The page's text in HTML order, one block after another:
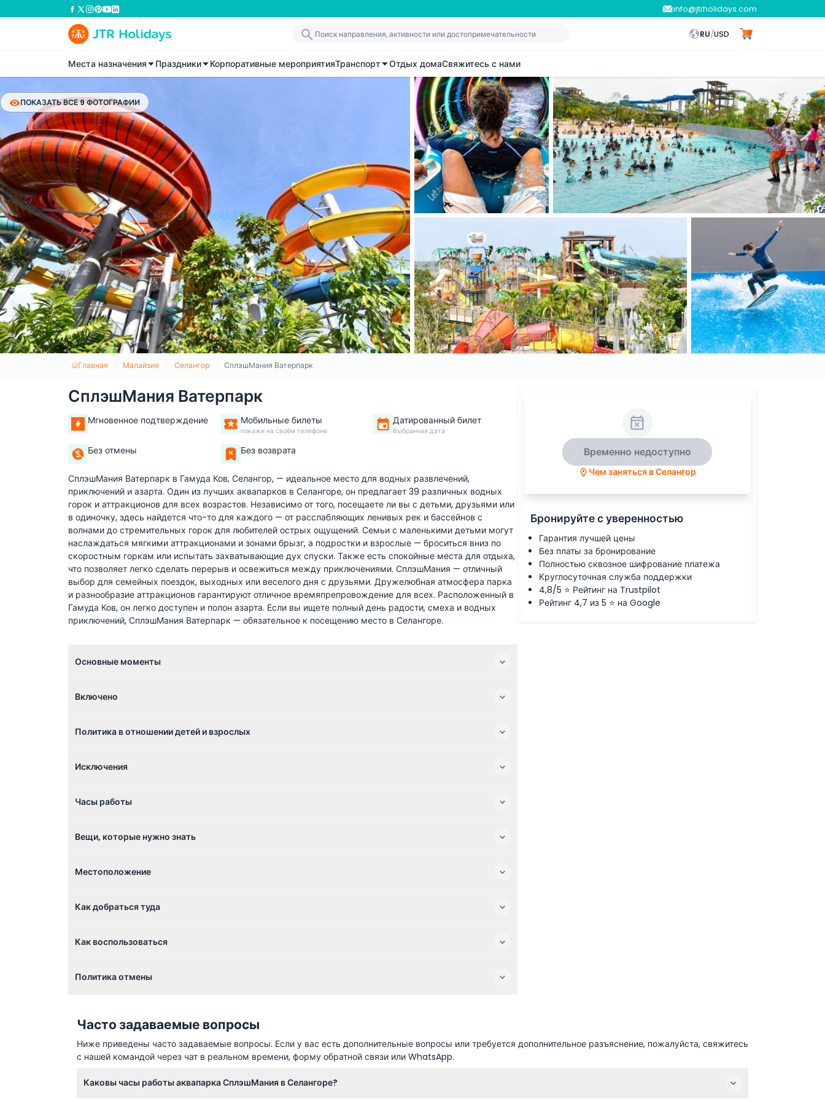
info@jtrholidays.com
RU/USD
Места назначения Праздники Корпоративные мероприятияТранспорт Отдых домаСвяжитесь с нами
ПОКАЗАТЬ ВСЕ 9 ФОТОГРАФИИ
Главная Малайзия Селангор СплэшМания Ватерпарк
СплэшМания Ватерпарк
Мгновенное подтверждение Мобильные билеты
покажи на своём телефоне
Датированный билет
Выбранная дата
Без отмены Без возврата
СплэшМания Ватерпарк в Гамуда Ков, Селангор, — идеальное место для водных развлечений,
приключений и азарта. Один из лучших аквапарков в Селангоре, он предлагает 39 различных водных
горок и аттракционов для всех возрастов. Независимо от того, посещаете ли вы с детьми, друзьями или
в одиночку, здесь найдется что-то для каждого — от расслабляющих ленивых рек и бассейнов с
волнами до стремительных горок для любителей острых ощущений. Семьи с маленькими детьми могут
наслаждаться мягкими аттракционами и зонами брызг, а подростки и взрослые — броситься вниз по
скоростным горкам или испытать захватывающие дух спуски. Также есть спокойные места для отдыха,
что позволяет легко сделать перерыв и освежиться между приключениями. СплэшМания — отличный
выбор для семейных поездок, выходных или веселого дня с друзьями. Дружелюбная атмосфера парка
и разнообразие аттракционов гарантируют отличное времяпрепровождение для всех. Расположенный в
Гамуда Ков, он легко доступен и полон азарта. Если вы ищете полный день радости, смеха и водных
приключений, СплэшМания Ватерпарк — обязательное к посещению место в Селангоре.
Основные моменты
Включено
Политика в отношении детей и взрослых
Исключения
Часы работы
Вещи, которые нужно знать
Местоположение
Как добраться туда
Как воспользоваться
Политика отмены
Временно недоступно
Чем заняться в Селангор
Бронируйте с уверенностью
Гарантия лучшей цены
Без платы за бронирование
Полностью сквозное шифрование платежа
Круглосуточная служба поддержки
4,8/5 ⭐ Рейтинг на Trustpilot
Рейтинг 4,7 из 5 ⭐ на Google
Часто задаваемые вопросы
Ниже приведены часто задаваемые вопросы. Если у вас есть дополнительные вопросы или требуется дополнительное разъяснение, пожалуйста, свяжитесь
с нашей командой через чат в реальном времени, форму обратной связи или WhatsApp.
Каковы часы работы аквапарка СплэшМания в Селангоре?